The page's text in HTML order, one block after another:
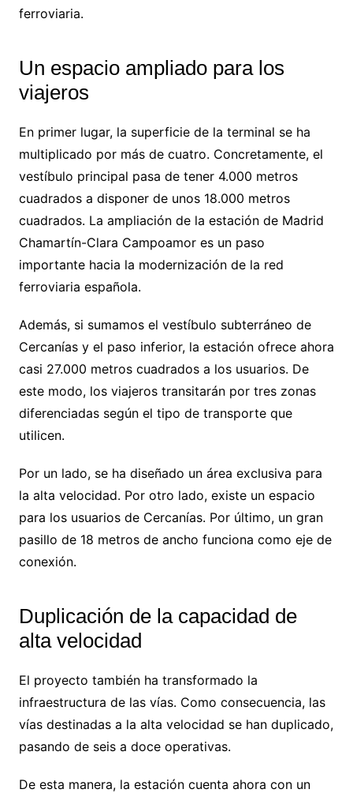
ferroviaria.
Un espacio ampliado para los
viajeros
En primer lugar, la superficie de la terminal se ha
multiplicado por más de cuatro. Concretamente, el
vestíbulo principal pasa de tener 4.000 metros
cuadrados a disponer de unos 18.000 metros
cuadrados. La ampliación de la estación de Madrid
Chamartín-Clara Campoamor es un paso
importante hacia la modernización de la red
ferroviaria española.
Además, si sumamos el vestíbulo subterráneo de
Cercanías y el paso inferior, la estación ofrece ahora
casi 27.000 metros cuadrados a los usuarios. De
este modo, los viajeros transitarán por tres zonas
diferenciadas según el tipo de transporte que
utilicen.
Por un lado, se ha diseñado un área exclusiva para
la alta velocidad. Por otro lado, existe un espacio
para los usuarios de Cercanías. Por último, un gran
pasillo de 18 metros de ancho funciona como eje de
conexión.
Duplicación de la capacidad de
alta velocidad
El proyecto también ha transformado la
infraestructura de las vías. Como consecuencia, las
vías destinadas a la alta velocidad se han duplicado,
pasando de seis a doce operativas.
De esta manera, la estación cuenta ahora con un